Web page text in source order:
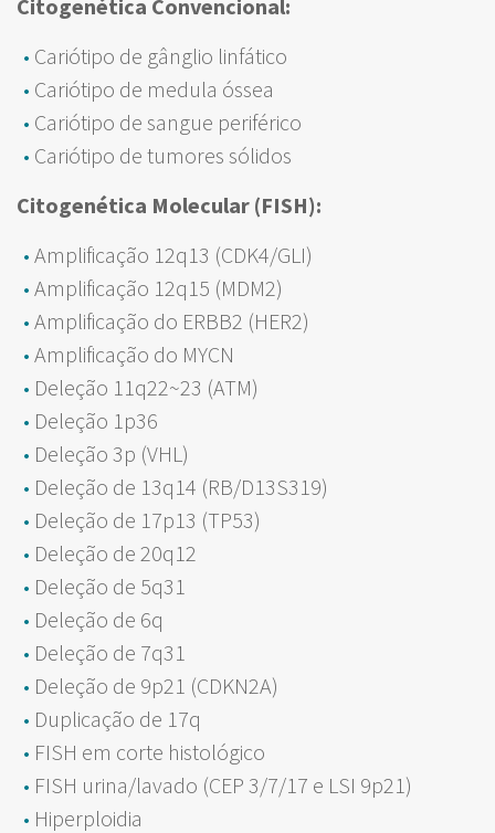
Citogenética Convencional:
Cariótipo de gânglio linfático
Cariótipo de medula óssea
Cariótipo de sangue periférico
Cariótipo de tumores sólidos
Citogenética Molecular (FISH):
Amplificação 12q13 (CDK4/GLI)
Amplificação 12q15 (MDM2)
Amplificação do ERBB2 (HER2)
Amplificação do MYCN
Deleção 11q22~23 (ATM)
Deleção 1p36
Deleção 3p (VHL)
Deleção de 13q14 (RB/D13S319)
Deleção de 17p13 (TP53)
Deleção de 20q12
Deleção de 5q31
Deleção de 6q
Deleção de 7q31
Deleção de 9p21 (CDKN2A)
Duplicação de 17q
FISH em corte histológico
FISH urina/lavado (CEP 3/7/17 e LSI 9p21)
Hiperploidia